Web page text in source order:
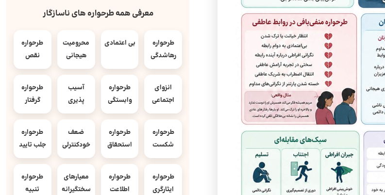
معرفی همه طرحواره های ناسازگار
طرحواره
رهاشدگی
بی اعتمادی
محرومیت
هیجانی
طرحواره
نقص
انزوای
اجتماعی
طرحواره
وابستگی
آسیب
پذیری
طرحواره
گرفتار
طرحواره
شکست
طرحواره
استحقاق
ضعف
خودکنترلی
طرحواره
جلب تایید
طرحواره
ایثارگری
طرحواره
اطلاعت
معیارهای
سختگیرانه
طرحواره
تنبیه